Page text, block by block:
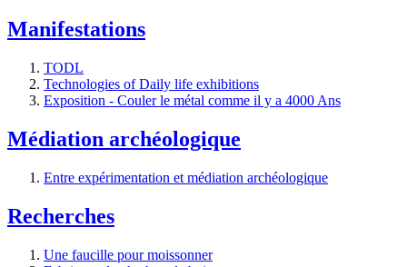
Manifestations
TODL
Technologies of Daily life exhibitions
Exposition - Couler le métal comme il y a 4000 Ans
Médiation archéologique
Entre expérimentation et médiation archéologique
Recherches
Une faucille pour moissonner